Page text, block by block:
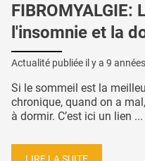
l'insomnie et la
Actualité publiée il y a 9
Si le sommeil est la
chronique, quand on a
à dormir. C’est ici un lien ...